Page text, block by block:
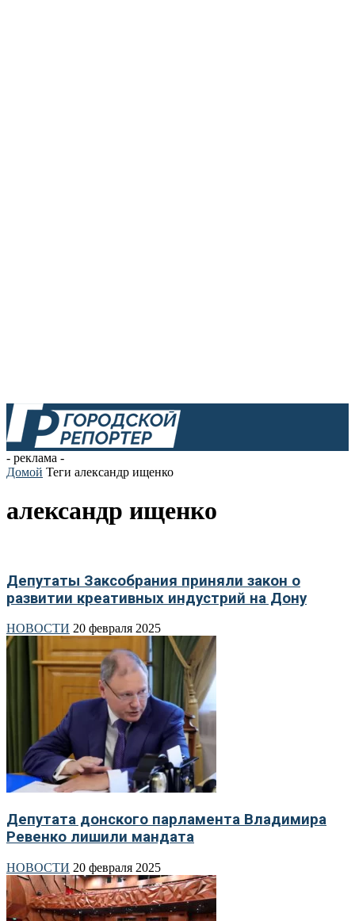
- реклама -
Домой Теги александр ищенко
александр ищенко
Депутаты Заксобрания приняли закон о
развитии креативных индустрий на Дону
НОВОСТИ 20 февраля 2025
Депутата донского парламента Владимира
Ревенко лишили мандата
НОВОСТИ 20 февраля 2025